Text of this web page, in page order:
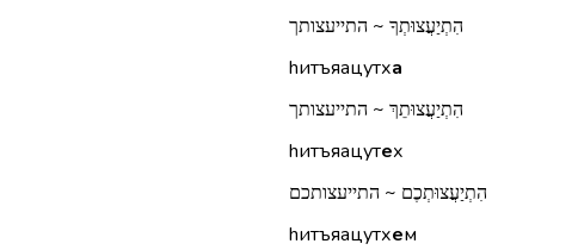
הִתְיַעֲצוּתְךָ ~ התייעצותך
hитъяацутха
הִתְיַעֲצוּתֵךְ ~ התייעצותך
hитъяацутех
הִתְיַעֲצוּתְכֶם ~ התייעצותכם
hитъяацутхем